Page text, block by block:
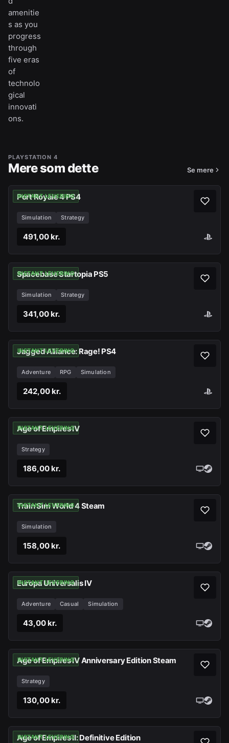
amenitie
s as you
progress
through
five eras
of
technolo
gical
innovati
ons.
PLAYSTATION 4
Mere som dette Se mere
INSTANT LEVERING
Port Royale 4 PS4
Simulation Strategy
491,00 kr.
INSTANT LEVERING
Spacebase Startopia PS5
Simulation Strategy
341,00 kr.
INSTANT LEVERING
Jagged Alliance: Rage! PS4
Adventure RPG Simulation
242,00 kr.
INSTANT LEVERING
Age of Empires IV
Strategy
186,00 kr.
INSTANT LEVERING
Train Sim World 4 Steam
Simulation
158,00 kr.
INSTANT LEVERING
Europa Universalis IV
Adventure Casual Simulation
43,00 kr.
INSTANT LEVERING
Age of Empires IV Anniversary Edition Steam
Strategy
130,00 kr.
INSTANT LEVERING
Age of Empires II: Definitive Edition